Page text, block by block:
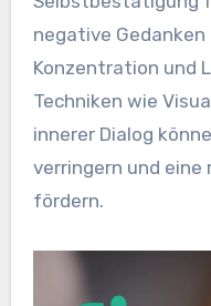
negative
Konzentration und
Techniken wie
innerer Dialog
verringern und eine
fördern.